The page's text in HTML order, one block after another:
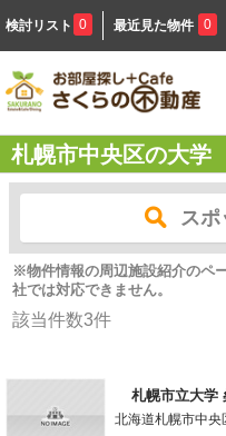
検討リスト 0 最近見た物件 0
札幌市中央区の大学
スポ
※物件情報の周辺施設紹介のペ
社では対応できません。
該当件数3件
札幌市立大学
北海道札幌市中央